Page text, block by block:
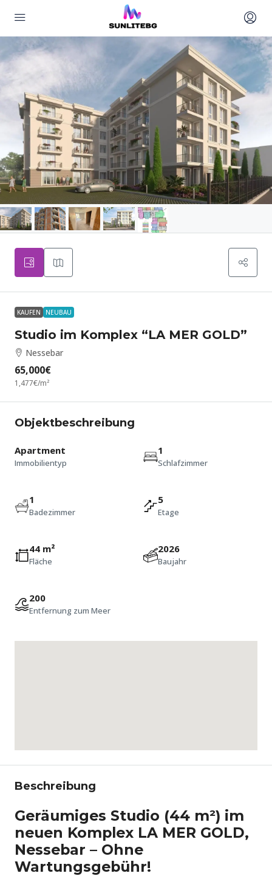
KAUFEN NEUBAU
Studio im Komplex “LA MER GOLD”
Nessebar
65,000€
1,477€/m²
Objektbeschreibung
Apartment
Immobilientyp
1
Schlafzimmer
1
Badezimmer
5
Etage
44 m²
Fläche
2026
Baujahr
200
Entfernung zum Meer
Beschreibung
Geräumiges Studio (44 m²) im
neuen Komplex LA MER GOLD,
Nessebar – Ohne
Wartungsgebühr!